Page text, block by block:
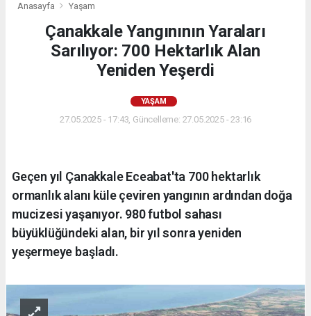
Anasayfa Yaşam
Çanakkale Yangınının Yaraları
Sarılıyor: 700 Hektarlık Alan
Yeniden Yeşerdi
YAŞAM
27.05.2025 - 17:43, Güncelleme: 27.05.2025 - 23:16
Geçen yıl Çanakkale Eceabat'ta 700 hektarlık
ormanlık alanı küle çeviren yangının ardından doğa
mucizesi yaşanıyor. 980 futbol sahası
büyüklüğündeki alan, bir yıl sonra yeniden
yeşermeye başladı.